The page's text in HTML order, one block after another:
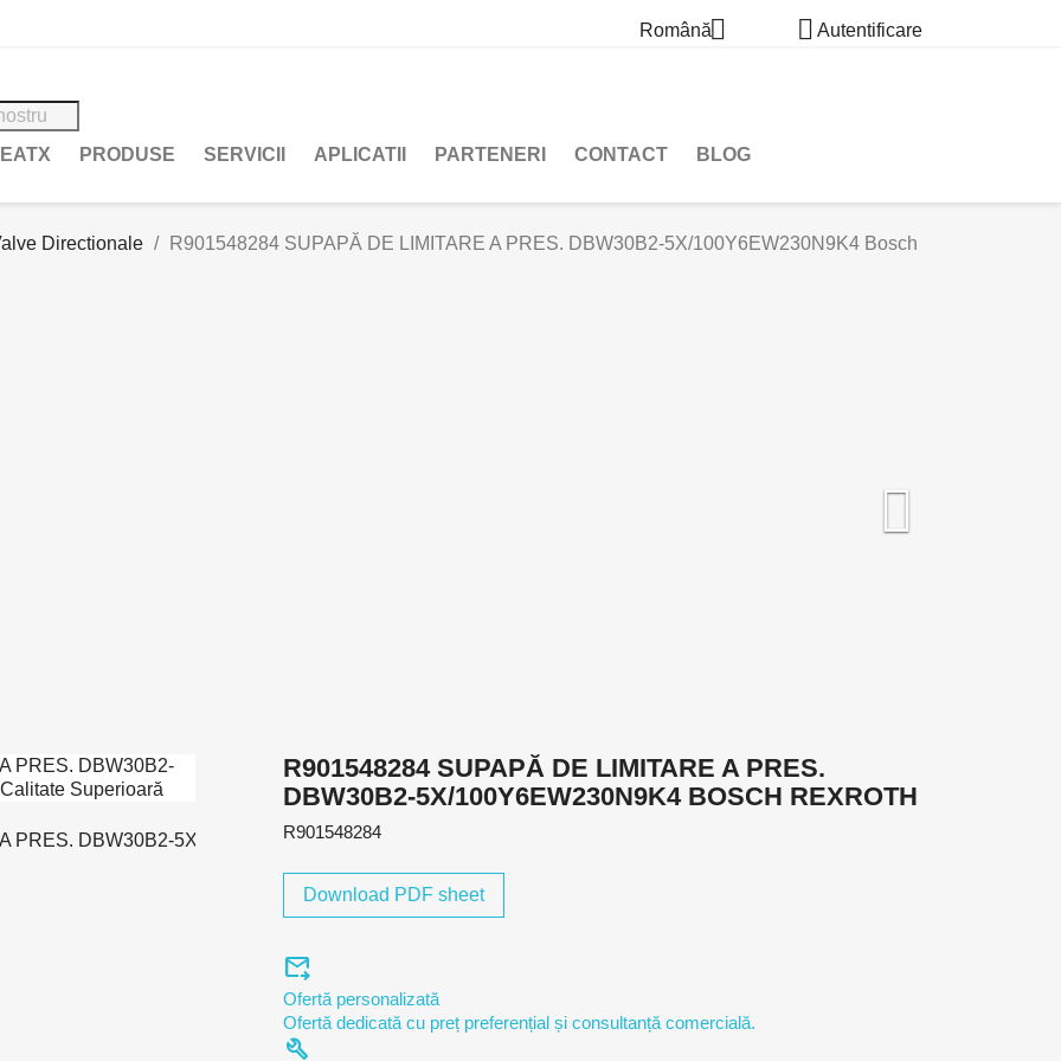
Română  Autentificare
PRODUSE SERVICII APLICATII PARTENERI CONTACT BLOG
Directionale R901548284 SUPAPĂ DE LIMITARE A PRES. DBW30B2-5X/100Y6EW230N9K4 Bosch

R901548284 SUPAPĂ DE LIMITARE A PRES.
DBW30B2-5X/100Y6EW230N9K4 BOSCH REXROTH
R901548284
Download PDF sheet
forward_to_inbox
Ofertă personalizată
Ofertă dedicată cu preț preferențial și consultanță comercială.
build